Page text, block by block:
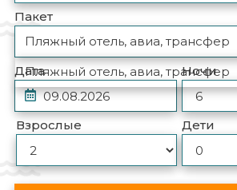
Пакет
Пляжный отель, авиа, трансфер
Пляжный отель, авиа, трансфер
Дата Ночи
Взрослые Дети